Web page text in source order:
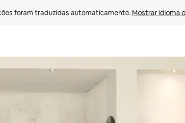
foram traduzidas automaticamente. Mostrar idioma